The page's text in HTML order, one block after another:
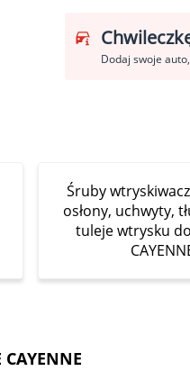
Dodaj swoje
Śruby
osłony, uchwyty,
tuleje wtrysku do